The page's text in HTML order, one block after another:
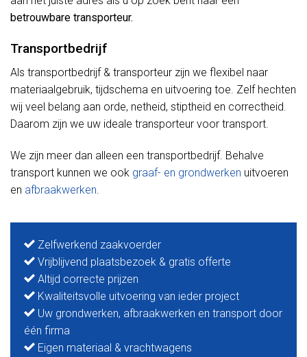
betrouwbare transporteur.
Transportbedrijf
Als transportbedrijf & transporteur zijn we flexibel naar
materiaalgebruik, tijdschema en uitvoering toe. Zelf hechten
wij veel belang aan orde, netheid, stiptheid en correctheid.
Daarom zijn we uw ideale transporteur voor transport.
We zijn meer dan alleen een transportbedrijf. Behalve
transport kunnen we ook graaf- en grondwerken uitvoeren
en afbraakwerken
Zelfwerkend zaakvoerder
Vrijblijvend plaatsbezoek & gratis offerte
Altijd correcte prijzen
Kwaliteitsvolle uitvoering van ieder project
Uw grondwerken, afbraakwerken en transport door
één firma
Eigen materiaal & vrachtwagens